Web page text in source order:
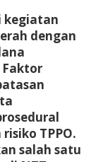
kegiatan
dengan
Faktor
TPPO.
salah satu